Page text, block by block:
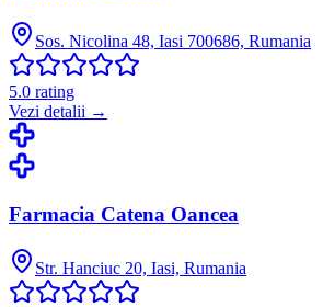
Sos. Nicolina 48, Iasi 700686, Rumania
5.0 rating
Vezi detalii →
Farmacia Catena Oancea
Str. Hanciuc 20, Iasi, Rumania